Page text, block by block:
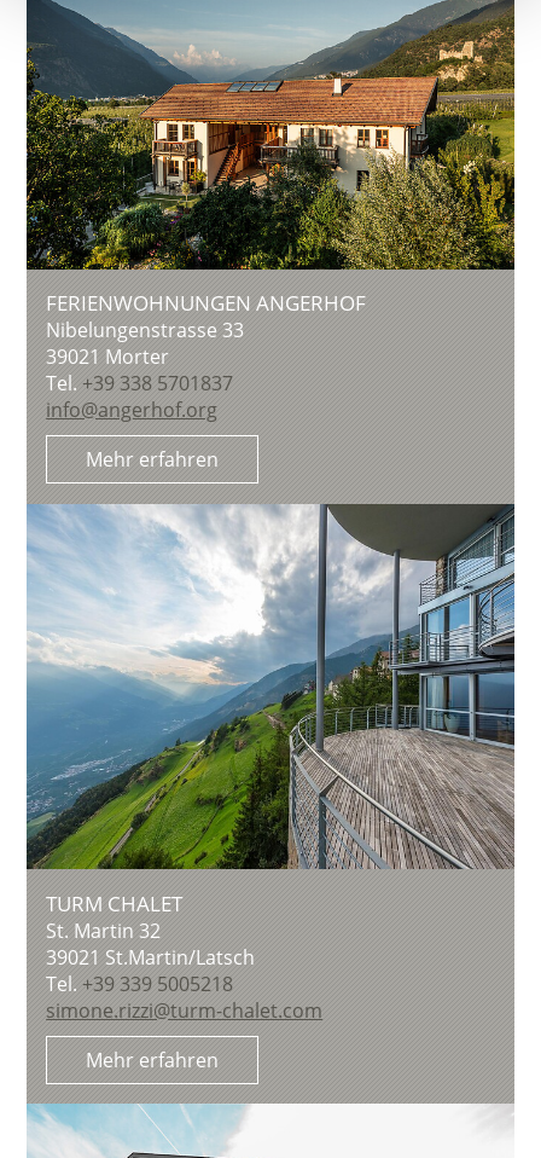
FERIENWOHNUNGEN ANGERHOF
Nibelungenstrasse 33
39021 Morter
Tel. +39 338 5701837
info@angerhof.org
Mehr erfahren
TURM CHALET
St. Martin 32
39021 St.Martin/Latsch
Tel.+39 339 5005218
simone.rizzi@turm-chalet.com
Mehr erfahren